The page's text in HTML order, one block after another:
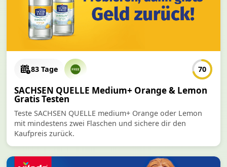
83 Tage 70
SACHSEN QUELLE Medium+ Orange & Lemon
Gratis Testen
Teste SACHSEN QUELLE medium+ Orange oder Lemon
mit mindestens zwei Flaschen und sichere dir den
Kaufpreis zurück.